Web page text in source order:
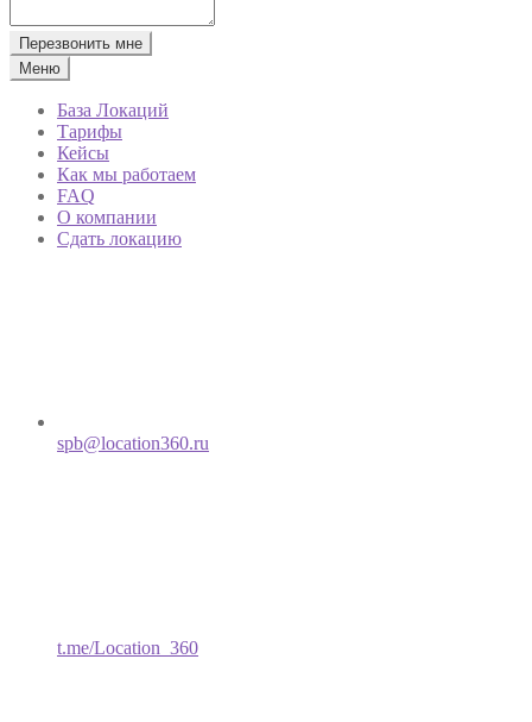
Перезвонить мне
Меню
База Локаций
Тарифы
Кейсы
Как мы работаем
FAQ
О компании
Сдать локацию
spb@location360.ru
t.me/Location_360